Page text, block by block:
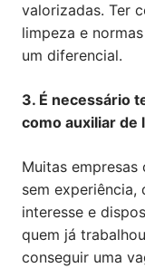
valorizadas. Ter
limpeza e
um diferencial.
3. É necessário
como auxiliar de
Muitas
sem
interesse e
quem já
conseguir uma